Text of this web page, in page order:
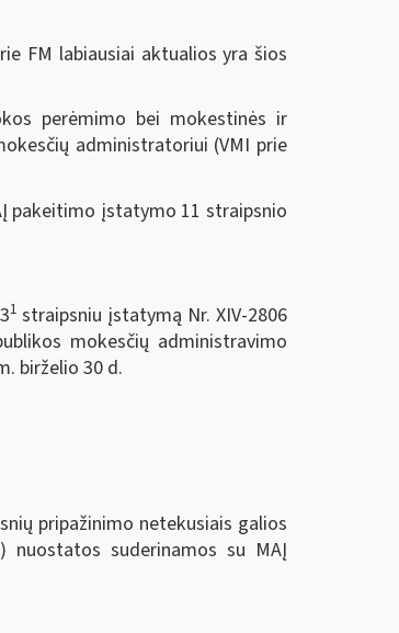
FM labiausiai aktualios yra šios
perėmimo bei mokestinės ir
administratoriui (VMI prie
pakeitimo įstatymo 11 straipsnio
1 straipsniu įstatymą Nr. XIV-2806
mokesčių administravimo
birželio 30 d.
pripažinimo netekusiais galios
suderinamos su MAĮ